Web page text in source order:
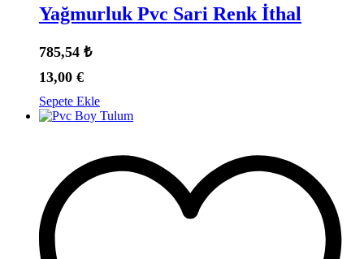
Yağmurluk Pvc Sari Renk İthal
785,54 ₺
13,00 €
Sepete Ekle